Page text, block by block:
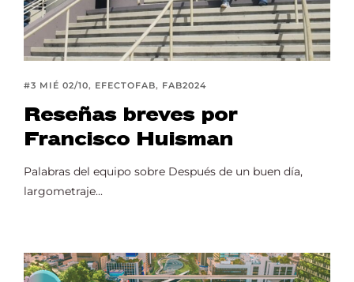
#3 MIÉ 02/10 EFECTOFAB FAB2024
Reseñas breves por
Francisco Huisman
Palabras del equipo sobre Después de un buen día,
largometraje...